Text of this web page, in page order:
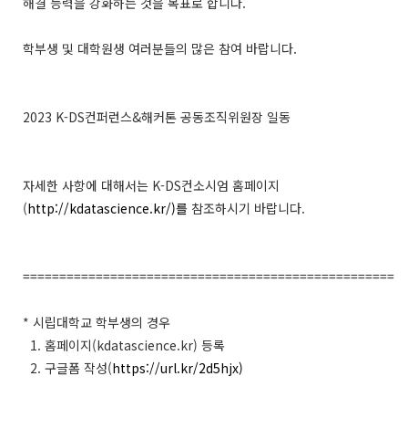
학부생 및 대학원생 여러분들의 많은 참여 바랍니다.
2023 K-DS컨퍼런스&해커톤 공동조직위원장 일동
자세한 사항에 대해서는 K-DS컨소시엄 홈페이지
(http://kdatascience.kr/)를 참조하시기 바랍니다.
* 시립대학교 학부생의 경우
1. 홈페이지(kdatascience.kr) 등록
2. 구글폼 작성(https://url.kr/2d5hjx)